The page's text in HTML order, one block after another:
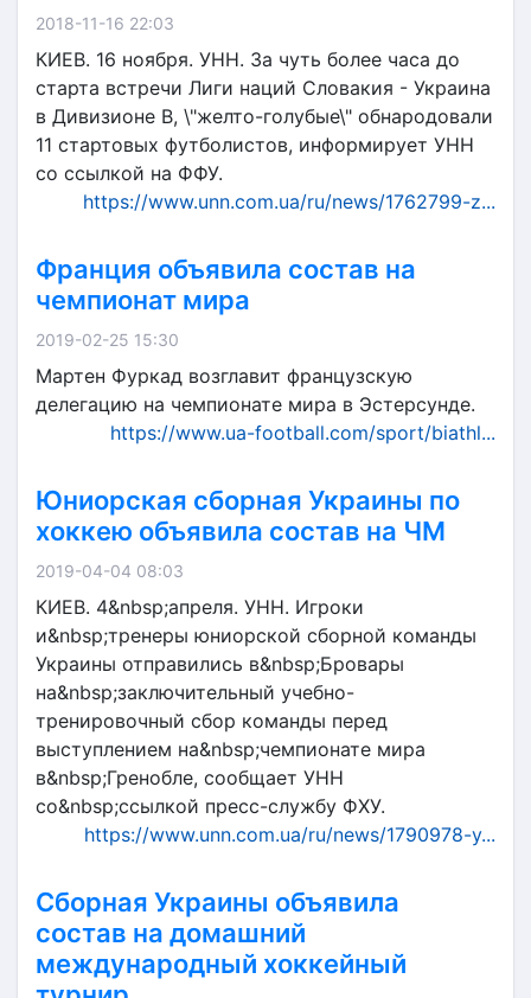
2018-11-16 22:03
КИЕВ. 16 ноября. УНН. За чуть более часа до
старта встречи Лиги наций Словакия - Украина
в Дивизионе В, \"желто-голубые\" обнародовали
11 стартовых футболистов, информирует УНН
со ссылкой на ФФУ.
https://www.unn.com.ua/ru/news/1762799-z...
Франция объявила состав на
чемпионат мира
2019-02-25 15:30
Мартен Фуркад возглавит французскую
делегацию на чемпионате мира в Эстерсунде.
https://www.ua-football.com/sport/biathl...
Юниорская сборная Украины по
хоккею объявила состав на ЧМ
2019-04-04 08:03
КИЕВ. 4&nbsp;апреля. УНН. Игроки
и&nbsp;тренеры юниорской сборной команды
Украины отправились в&nbsp;Бровары
на&nbsp;заключительный учебно-
тренировочный сбор команды перед
выступлением на&nbsp;чемпионате мира
в&nbsp;Гренобле, сообщает УНН
со&nbsp;ссылкой пресс-службу ФХУ.
https://www.unn.com.ua/ru/news/1790978-y...
Сборная Украины объявила
состав на домашний
международный хоккейный